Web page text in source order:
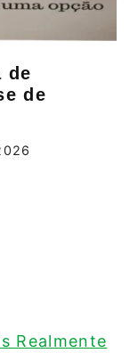
de
de
Realmente